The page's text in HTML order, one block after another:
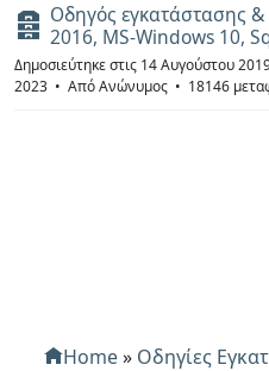
Α
ρ
χ
ε
Οδηγός εγκατάστασης
2016, MS-Windows 10,
Δημοσιεύτηκε στις 14 Αυγούστου
2023
ΑπόΑνώνυμος 18146
Home» Οδηγίες